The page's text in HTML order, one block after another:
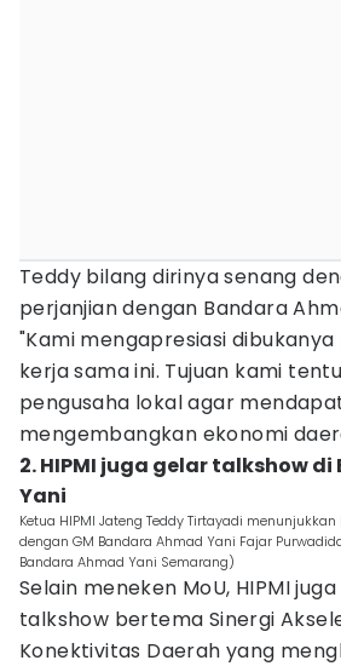
Teddy bilang dirinya senang
perjanjian dengan Bandara
"Kami mengapresiasi
kerja sama ini. Tujuan kami
pengusaha lokal agar
mengembangkan ekonomi
2. HIPMI juga gelar talkshow
Yani
Ketua HIPMI Jateng Teddy Tirtayadi
dengan GM Bandara Ahmad Yani Fajar
Bandara Ahmad Yani Semarang)
Selain meneken MoU, HIPMI
talkshow bertema Sinergi
Konektivitas Daerah yang